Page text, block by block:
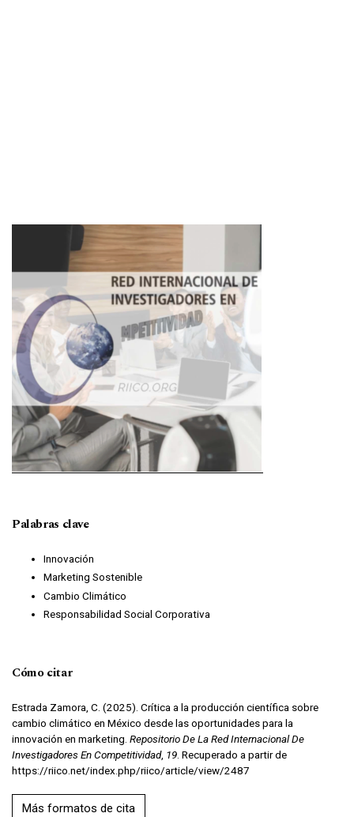
Imagen de portada
Palabras clave
Innovación
Marketing Sostenible
Cambio Climático
Responsabilidad Social Corporativa
Cómo citar
Estrada Zamora, C. (2025). Crítica a la producción científica sobre
cambio climático en México desde las oportunidades para la
innovación en marketing. Repositorio De La Red Internacional De
Investigadores En Competitividad, 19 . Recuperado a partir de
https://riico.net/index.php/riico/article/view/2487
Más formatos de cita